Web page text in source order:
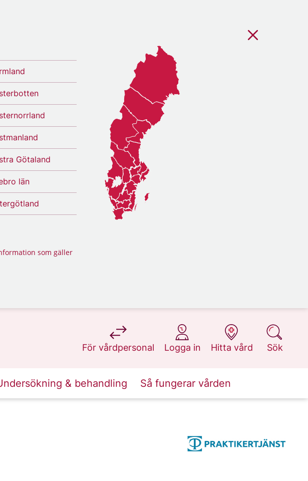
Götaland
län
som gäller
För vårdpersonal
på 1177.se
Logga in
på 1177.se
Hitta vård
på 1177.se
Sök
på 1177.se
& behandling Så fungerar vården